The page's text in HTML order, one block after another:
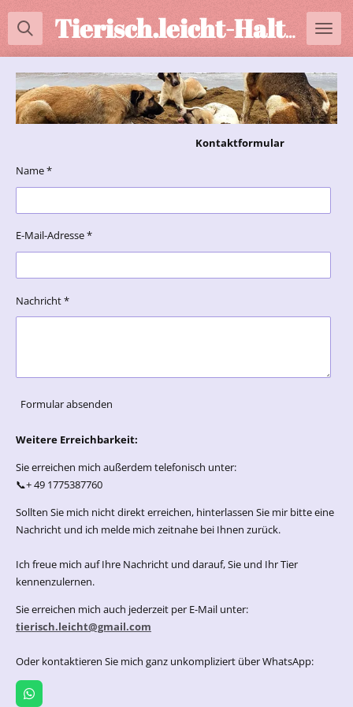
Zum
Hauptinhalt
Tierisch.leicht-Halterberatung
Kontaktformular
Name *
E-Mail-Adresse *
Nachricht *
Formular absenden
Weitere Erreichbarkeit:
Sie erreichen mich außerdem telefonisch unter:
📞+ 49 1775387760
Sollten Sie mich nicht direkt erreichen, hinterlassen Sie mir bitte eine
Nachricht und ich melde mich zeitnahe bei Ihnen zurück.
Ich freue mich auf Ihre Nachricht und darauf, Sie und Ihr Tier
kennenzulernen.
Sie erreichen mich auch jederzeit per E-Mail unter:
tierisch.leicht@gmail.com
Oder kontaktieren Sie mich ganz unkompliziert über WhatsApp:
W